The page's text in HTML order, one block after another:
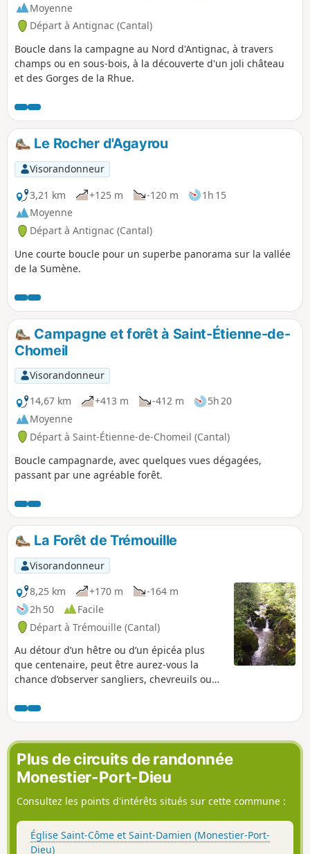
Moyenne
Départ à Antignac (Cantal)
Boucle dans la campagne au Nord d'Antignac, à travers
champs ou en sous-bois, à la découverte d'un joli château
et des Gorges de la Rhue.
Le Rocher d'Agayrou
Visorandonneur
3,21 km
+125 m -120 m
1h 15
Moyenne
Départ à Antignac (Cantal)
Une courte boucle pour un superbe panorama sur la vallée
de la Sumène.
Campagne et forêt à Saint-Étienne-de-
Chomeil
Visorandonneur
14,67 km
+413 m -412 m
5h 20
Moyenne
Départ à Saint-Étienne-de-Chomeil (Cantal)
Boucle campagnarde, avec quelques vues dégagées,
passant par une agréable forêt.
La Forêt de Trémouille
Visorandonneur
8,25 km
+170 m
-164 m
2h 50
Facile
Départ à Trémouille (Cantal)
Au détour d’un hêtre ou d’un épicéa plus
que centenaire, peut être aurez-vous la
chance d’observer sangliers, chevreuils ou
rigueur.
Plus de circuits de randonnée
Monestier-Port-Dieu
Consultez les points d'intérêts situés sur cette commune :
Église Saint-Côme et Saint-Damien (Monestier-Port-
Dieu)